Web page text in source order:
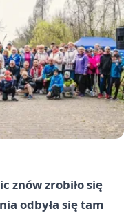
znów zrobiło się
odbyła się tam